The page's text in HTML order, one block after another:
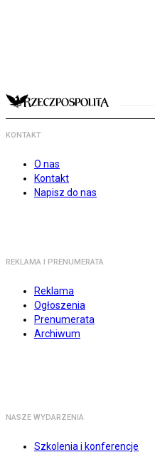
KONTAKT
O nas
Kontakt
Napisz do nas
REKLAMA I PRENUMERATA
Reklama
Ogłoszenia
Prenumerata
Archiwum
NASZE WYDARZENIA
Szkolenia i konferencje